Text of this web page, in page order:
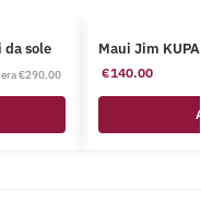
da sole
€290.00
Maui Jim
€140.00